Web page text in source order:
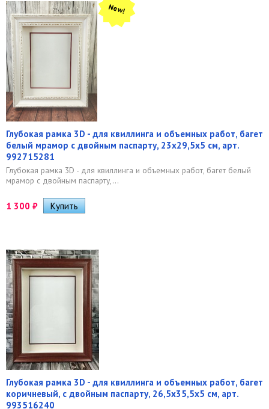
New!
Глубокая рамка 3D - для квиллинга и объемных работ, багет
белый мрамор с двойным паспарту, 23х29,5х5 см, арт.
992715281
Глубокая рамка 3D - для квиллинга и объемных работ, багет белый
мрамор с двойным паспарту,...
1 300 ₽
Глубокая рамка 3D - для квиллинга и объемных работ, багет
коричневый, с двойным паспарту, 26,5х35,5х5 см, арт.
993516240